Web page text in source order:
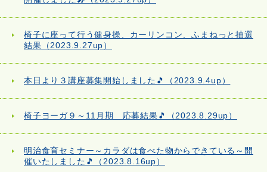
椅子に座って行う健身操、カーリンコン、ふまねっと抽選
結果（2023.9.27up）
本日より３講座募集開始しました🎵（2023.9.4up）
椅子ヨーガ９～11月期 応募結果🎵（2023.8.29up）
明治食育セミナー～カラダは食べた物からできている～開
催いたしました🎵（2023.8.16up）